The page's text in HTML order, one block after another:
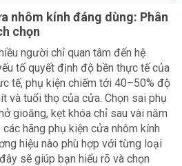
nhôm kính đáng dùng: Phân
chọn
người chỉ quan tâm đến hệ
tố quyết định độ bền thực tế của
tế, phụ kiện chiếm tới 40–50% độ
và tuổi thọ của cửa. Chọn sai phụ
gioăng, kẹt khóa chỉ sau vài năm
hãng phụ kiện cửa nhôm kính
hiệu nào phù hợp với từng loại
sẽ giúp bạn hiểu rõ và chọn